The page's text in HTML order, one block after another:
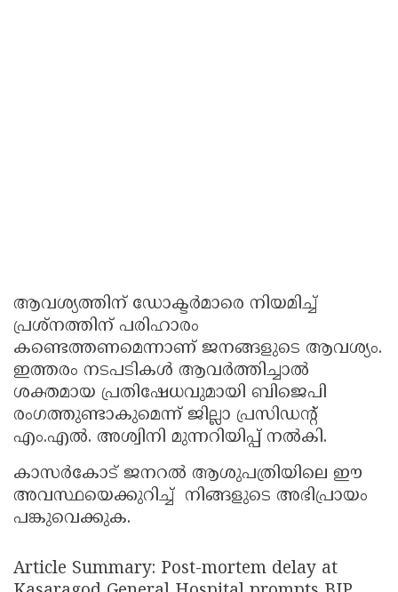
ആവശ്യത്തിന് ഡോക്ടർമാരെ നിയമിച്ച്
പ്രശ്നത്തിന് പരിഹാരം
കണ്ടെത്തണമെന്നാണ് ജനങ്ങളുടെ ആവശ്യം.
ഇത്തരം നടപടികൾ ആവർത്തിച്ചാൽ
ശക്തമായ പ്രതിഷേധവുമായി ബിജെപി
രംഗത്തുണ്ടാകുമെന്ന് ജില്ലാ പ്രസിഡന്റ്
എം.എൽ. അശ്വിനി മുന്നറിയിപ്പ് നൽകി.
കാസർകോട് ജനറൽ ആശുപത്രിയിലെ ഈ
അവസ്ഥയെക്കുറിച്ച് നിങ്ങളുടെ അഭിപ്രായം
പങ്കുവെക്കുക.
Article Summary: Post-mortem delay at